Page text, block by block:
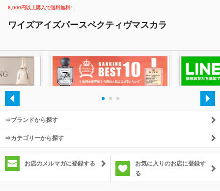
8,000円以上購入で送料無料!
ワイズアイズパースペクティヴマスカラ
⇒ブランドから探す
⇒カテゴリーから探す
お店のメルマガに登録する
お気に入りのお店に登録す
る
除外ワード